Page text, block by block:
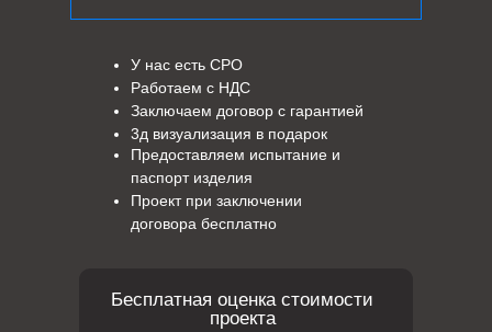
Предоставляем испытание и
паспорт изделия
Проект при заключении
договора бесплатно
У нас есть СРО
Работаем с НДС
Заключаем договор с гарантией
3д визуализация в подарок
Бесплатная оценка стоимости
проекта